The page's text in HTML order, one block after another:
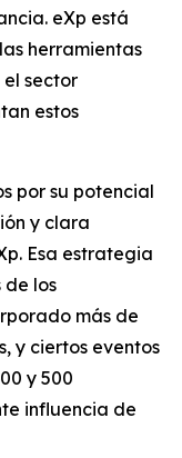
eXp está
herramientas
sector
estos
por su potencial
y clara
Esa estrategia
de los
más de
y ciertos eventos
y 500
influencia de